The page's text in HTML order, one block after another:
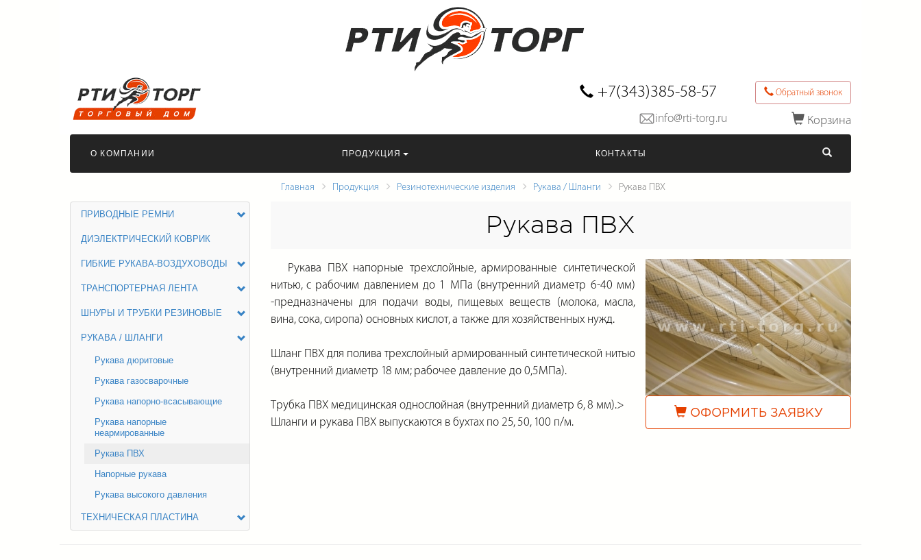
Обратный звонок
Корзина
+7(343)385-58-57
info@rti-torg.ru
О КОМПАНИИ ПРОДУКЦИЯ КОНТАКТЫ
Главная Продукция Резинотехнические изделия Рукава / Шланги Рукава ПВХ
ПРИВОДНЫЕ РЕМНИ
ДИЭЛЕКТРИЧЕСКИЙ КОВРИК
ГИБКИЕ РУКАВА-ВОЗДУХОВОДЫ
ТРАНСПОРТЕРНАЯ ЛЕНТА
ШНУРЫ И ТРУБКИ РЕЗИНОВЫЕ
РУКАВА / ШЛАНГИ
Рукава дюритовые
Рукава газосварочные
Рукава напорно-всасывающие
Рукава напорные
неармированные
Рукава ПВХ
Напорные рукава
Рукава высокого давления
ТЕХНИЧЕСКАЯ ПЛАСТИНА
Рукава ПВХ
ОФОРМИТЬ ЗАЯВКУ
Рукава ПВХ напорные трехслойные, армированные синтетической
нитью, с рабочим давлением до 1 МПа (внутренний диаметр 6-40 мм)
-предназначены для подачи воды, пищевых веществ (молока, масла,
вина, сока, сиропа) основных кислот, а также для хозяйственных нужд.
Шланг ПВХ для полива трехслойный армированный синтетической нитью
(внутренний диаметр 18 мм; рабочее давление до 0,5МПа).
Трубка ПВХ медицинская однослойная (внутренний диаметр 6, 8 мм).>
Шланги и рукава ПВХ выпускаются в бухтах по 25, 50, 100 п/м.